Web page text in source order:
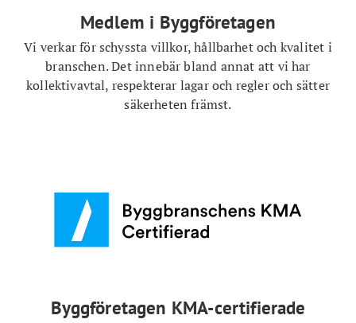
Medlem i Byggföretagen
Vi verkar för schyssta villkor, hållbarhet och kvalitet i
branschen. Det innebär bland annat att vi har
kollektivavtal, respekterar lagar och regler och sätter
säkerheten främst.
Byggföretagen KMA-certifierade